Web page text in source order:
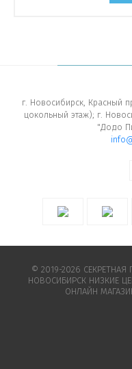
г. Новосибирск, Красный
цокольный этаж); г.
"Додо
© 2019-2026
НОВОСИБИРСК НИЗКИЕ
ОНЛАЙН